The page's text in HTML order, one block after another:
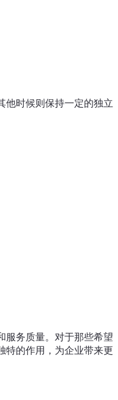
他时候则保持一定的独立
服务质量。对于那些希望
特的作用，为企业带来更